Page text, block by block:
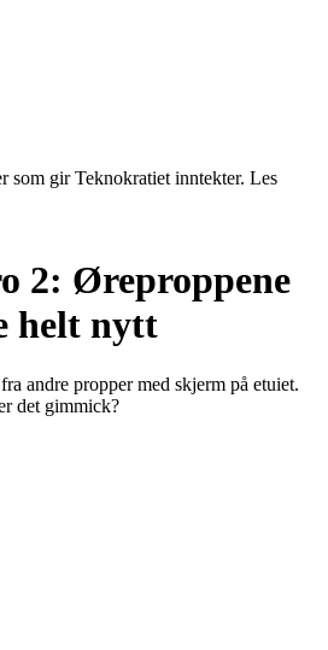
som gir Teknokratiet inntekter. Les
2: Øreproppene
helt nytt
andre propper med skjerm på etuiet.
det gimmick?